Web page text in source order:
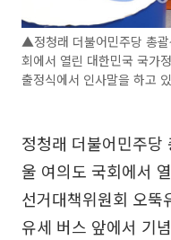
▲정청래 더불어민주당 총
회에서 열린 대한민국 국가
출정식에서 인사말을 하고
정청래 더불어민주당
울 여의도 국회에서
선거대책위원회 오뚝
유세 버스 앞에서 기